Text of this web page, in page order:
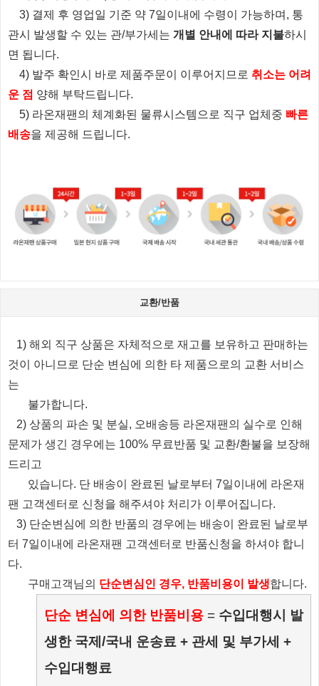
3) 결제 후 영업일 기준 약 7일이내에 수령이 가능하며, 통
관시 발생할 수 있는 관/부가세는 개별 안내에 따라 지불하시
면 됩니다.
4) 발주 확인시 바로 제품주문이 이루어지므로 취소는 어려
운 점 양해 부탁드립니다.
5) 라온재팬의 체계화된 물류시스템으로 직구 업체중 빠른
배송을 제공해 드립니다.
교환/반품
1) 해외 직구 상품은 자체적으로 재고를 보유하고 판매하는
것이 아니므로 단순 변심에 의한 타 제품으로의 교환 서비스
는
불가합니다.
2) 상품의 파손 및 분실, 오배송등 라온재팬의 실수로 인해
문제가 생긴 경우에는 100% 무료반품 및 교환/환불을 보장해
드리고
있습니다. 단 배송이 완료된 날로부터 7일이내에 라온재
팬 고객센터로 신청을 해주셔야 처리가 이루어집니다.
3) 단순변심에 의한 반품의 경우에는 배송이 완료된 날로부
터 7일이내에 라온재팬 고객센터로 반품신청을 하셔야 합니
다.
​ 구매고객님의 단순변심인 경우, 반품비용이 발생합니다.
단순 변심에 의한 반품비용 = 수입대행시 발
생한 국제/국내 운송료 + 관세 및 부가세 +
수입대행료